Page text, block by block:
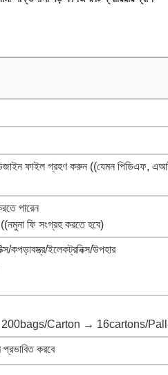
ফাইল গ্রহণ করুন ((যেমন পিডিএফ,
পারেন
ফি সংগ্রহ করতে হবে)
কপড়াবস্ত্র/ইলেকট্রনিক্স/উপহার
200bags/Carton → 16cartons/
করবে